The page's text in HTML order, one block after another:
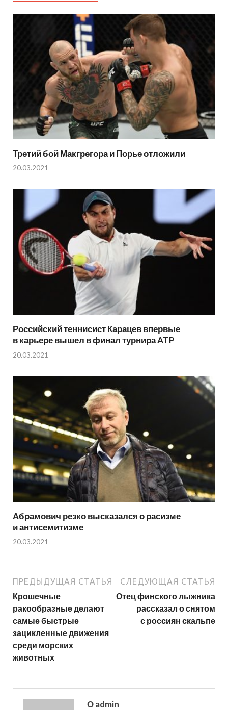
Третий бой Макгрегора и Порье отложили
20.03.2021
Российский теннисист Карацев впервые
в карьере вышел в финал турнира ATP
20.03.2021
Абрамович резко высказался о расизме
и антисемитизме
20.03.2021
ПРЕДЫДУЩАЯ СТАТЬЯ
Крошечные
ракообразные делают
самые быстрые
зацикленные движения
среди морских
животных
СЛЕДУЮЩАЯ СТАТЬЯ
Отец финского лыжника
рассказал о снятом
с россиян скальпе
О admin